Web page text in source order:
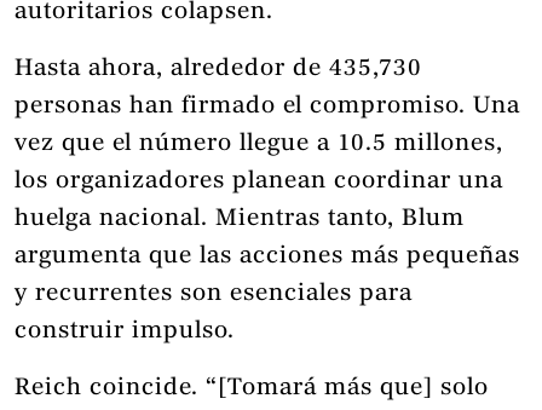
autoritarios colapsen.
Hasta ahora, alrededor de 435,730
personas han firmado el compromiso. Una
vez que el número llegue a 10.5 millones,
los organizadores planean coordinar una
huelga nacional. Mientras tanto, Blum
argumenta que las acciones más pequeñas
y recurrentes son esenciales para
construir impulso.
Reich coincide. “[Tomará más que] solo